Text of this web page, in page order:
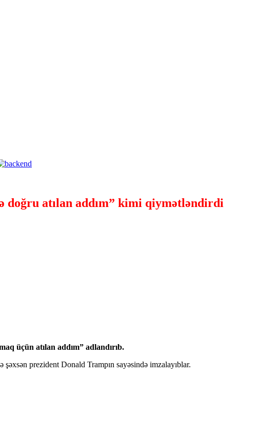
doğru atılan addım” kimi qiymətləndirdi
üçün atılan addım” adlandırıb.
prezident Donald Trampın sayəsində imzalayıblar.